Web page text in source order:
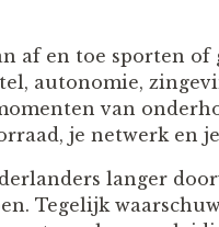
af en toe sporten of
autonomie,
van
je netwerk en
langer
Tegelijk